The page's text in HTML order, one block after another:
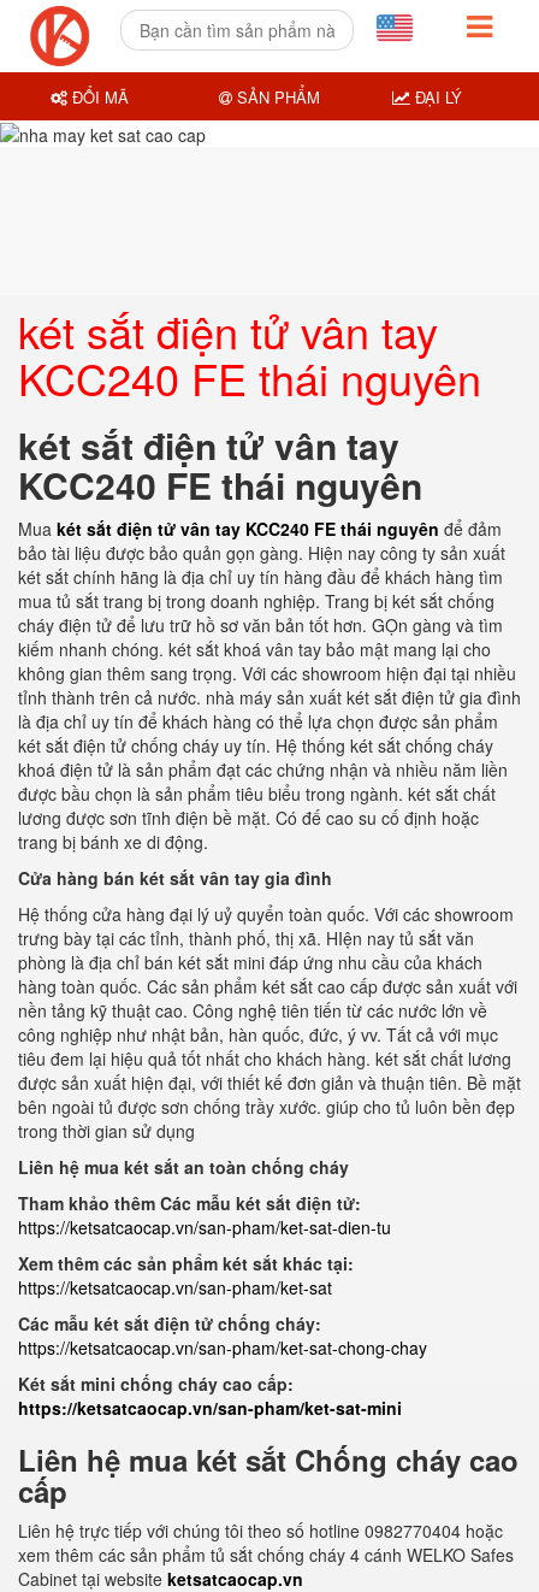
két sắt điện tử vân tay
KCC240 FE thái nguyên
két sắt điện tử vân tay
KCC240 FE thái nguyên
Mua két sắt điện tử vân tay KCC240 FE thái nguyên để đảm
bảo tài liệu được bảo quản gọn gàng. Hiện nay công ty sản xuất
két sắt chính hãng là địa chỉ uy tín hàng đầu để khách hàng tìm
mua tủ sắt trang bị trong doanh nghiệp. Trang bị két sắt chống
cháy điện tử để lưu trữ hồ sơ văn bản tốt hơn. GỌn gàng và tìm
kiếm nhanh chóng. két sắt khoá vân tay bảo mật mang lại cho
không gian thêm sang trọng. Với các showroom hiện đại tại nhiều
tỉnh thành trên cả nước. nhà máy sản xuất két sắt điện tử gia đình
là địa chỉ uy tín để khách hàng có thể lựa chọn được sản phẩm
két sắt điện tử chống cháy uy tín. Hệ thống két sắt chống cháy
khoá điện tử là sản phẩm đạt các chứng nhận và nhiều năm liền
được bầu chọn là sản phẩm tiêu biểu trong ngành. két sắt chất
lương được sơn tĩnh điện bề mặt. Có đế cao su cố định hoặc
trang bị bánh xe di động.
Cửa hàng bán két sắt vân tay gia đình
Hệ thống cửa hàng đại lý uỷ quyển toàn quốc. Với các showroom
trưng bày tại các tỉnh, thành phố, thị xã. HIện nay tủ sắt văn
phòng là địa chỉ bán két sắt mini đáp ứng nhu cầu của khách
hàng toàn quốc. Các sản phẩm két sắt cao cấp được sản xuất với
nền tảng kỹ thuật cao. Công nghệ tiên tiến từ các nước lớn về
công nghiệp như nhật bản, hàn quốc, đức, ý vv. Tất cả với mục
tiêu đem lại hiệu quả tốt nhất cho khách hàng. két sắt chất lương
được sản xuất hiện đại, với thiết kế đơn giản và thuận tiên. Bề mặt
bên ngoài tủ được sơn chống trầy xước. giúp cho tủ luôn bền đẹp
trong thời gian sử dụng
Liên hệ mua két sắt an toàn chống cháy
Tham khảo thêm Các mẫu két sắt điện tử:
https://ketsatcaocap.vn/san-pham/ket-sat-dien-tu
Xem thêm các sản phẩm két sắt khác tại:
https://ketsatcaocap.vn/san-pham/ket-sat
Các mẫu két sắt điện tử chống cháy:
https://ketsatcaocap.vn/san-pham/ket-sat-chong-chay
Két sắt mini chống cháy cao cấp:
https://ketsatcaocap.vn/san-pham/ket-sat-mini
Liên hệ mua két sắt Chống cháy cao
cấp
Liên hệ trực tiếp với chúng tôi theo số hotline 0982770404 hoặc
xem thêm các sản phẩm tủ sắt chống cháy 4 cánh WELKO Safes
Cabinet tại website ketsatcaocap.vn
ĐỔI MÃ SẢN PHẨM ĐẠI LÝ